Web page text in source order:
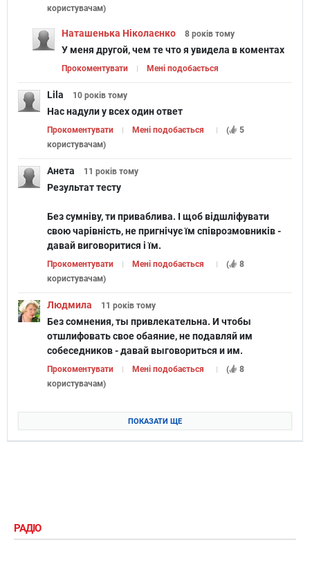
Якою героїнею фільму ти
могла би бути?
користувачам)
Наташенька Ніколаєнко 8 років тому
У меня другой, чем те что я увидела в коментах
Прокоментувати Мені подобається
Lila 10 років тому
Нас надули у всех один ответ
Прокоментувати Мені подобається (
5
користувачам)
Анета 11 років тому
Результат тесту
Без сумніву, ти приваблива. І щоб відшліфувати
свою чарівність, не пригнічує їм співрозмовників -
давай виговоритися і їм.
Прокоментувати Мені подобається (
8
користувачам)
Людмила 11 років тому
Без сомнения, ты привлекательна. И чтобы
отшлифовать свое обаяние, не подавляй им
собеседников - давай выговориться и им.
Прокоментувати Мені подобається (
8
користувачам)
ПОКАЗАТИ ЩЕ
РАДІО